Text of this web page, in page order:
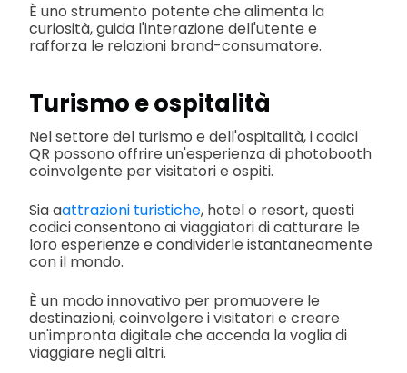
È uno strumento potente che alimenta la
curiosità, guida l'interazione dell'utente e
rafforza le relazioni brand-consumatore.
Turismo e ospitalità
Nel settore del turismo e dell'ospitalità, i codici
QR possono offrire un'esperienza di photobooth
coinvolgente per visitatori e ospiti.
Sia aattrazioni turistiche, hotel o resort, questi
codici consentono ai viaggiatori di catturare le
loro esperienze e condividerle istantaneamente
con il mondo.
È un modo innovativo per promuovere le
destinazioni, coinvolgere i visitatori e creare
un'impronta digitale che accenda la voglia di
viaggiare negli altri.